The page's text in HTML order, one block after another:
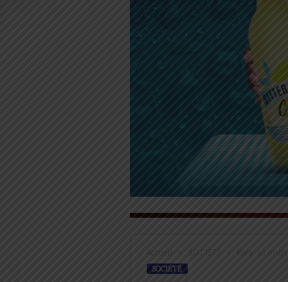
Accueil Kara: La
SOCIÉTÉ